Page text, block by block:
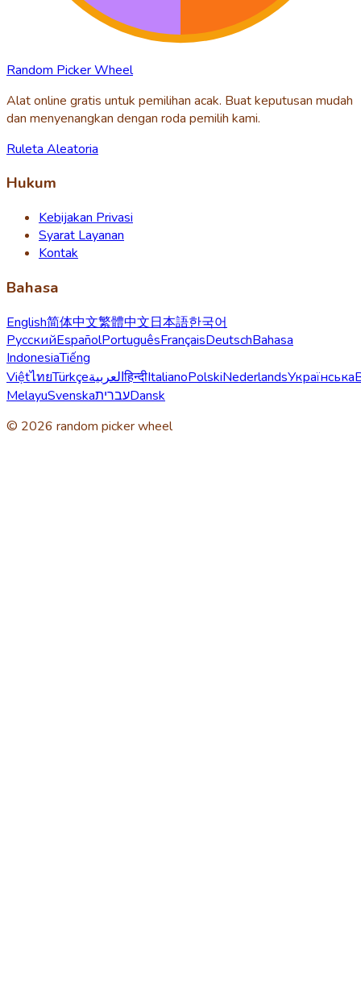
Random Picker Wheel
Alat online gratis untuk pemilihan acak. Buat keputusan mudah
dan menyenangkan dengan roda pemilih kami.
Ruleta Aleatoria
Hukum
Kebijakan Privasi
Syarat Layanan
Kontak
Bahasa
English简体中文繁體中文日本語한국어
РусскийEspañolPortuguêsFrançaisDeutschBahasa
IndonesiaTiếng
ViệtไทยTürkçeالعربيةहिन्दीItalianoPolskiNederlandsУкраїнська
MelayuSvenskaעבריתDansk
© 2026 random picker wheel